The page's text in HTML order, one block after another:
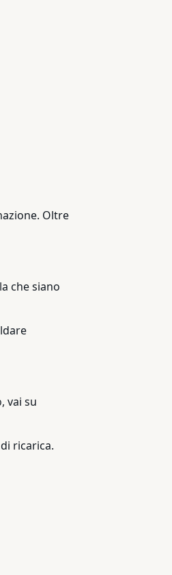
Oltre
che siano
vai su
ricarica.